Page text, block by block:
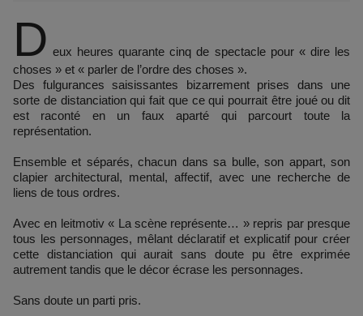
D eux heures quarante cinq de spectacle pour « dire les
choses » et « parler de l’ordre des choses ».
Des fulgurances saisissantes bizarrement prises dans une
sorte de distanciation qui fait que ce qui pourrait être joué ou dit
est raconté en un faux aparté qui parcourt toute la
représentation.
Ensemble et séparés, chacun dans sa bulle, son appart, son
clapier architectural, mental, affectif, avec une recherche de
liens de tous ordres.
Avec en leitmotiv « La scène représente… » repris par presque
tous les personnages, mêlant déclaratif et explicatif pour créer
cette distanciation qui aurait sans doute pu être exprimée
autrement tandis que le décor écrase les personnages.
Sans doute un parti pris.